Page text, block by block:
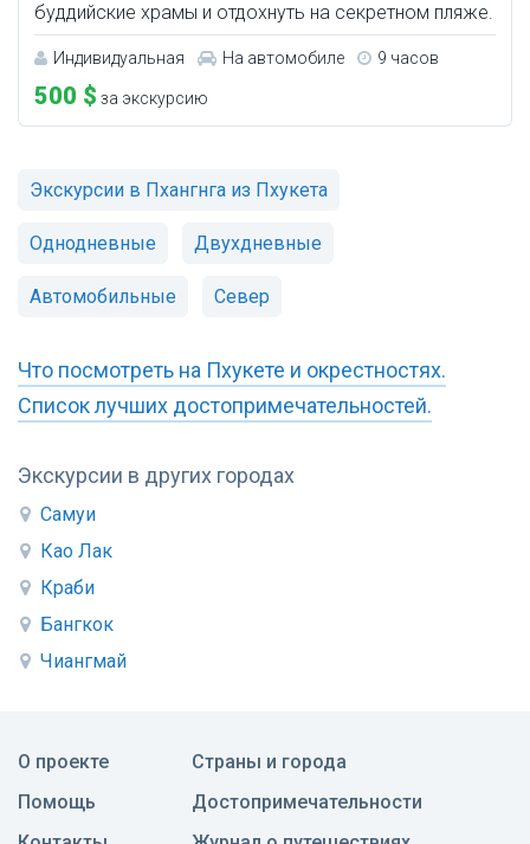
Экскурсии в других городах
Самуи
Као Лак
Краби
Бангкок
Чиангмай
буддийские храмы и отдохнуть на секретном пляже.
Индивидуальная На автомобиле 9 часов
500 $ за экскурсию
Экскурсии в Пхангнга из Пхукета
Однодневные Двухдневные
Автомобильные Север
Что посмотреть на Пхукете и окрестностях.
Список лучших достопримечательностей.
О проекте
Помощь
Страны и города
Достопримечательности